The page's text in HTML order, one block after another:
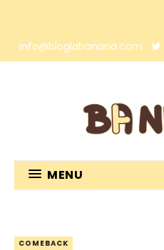
info@bloglabanana.com
MENU
COMEBACK